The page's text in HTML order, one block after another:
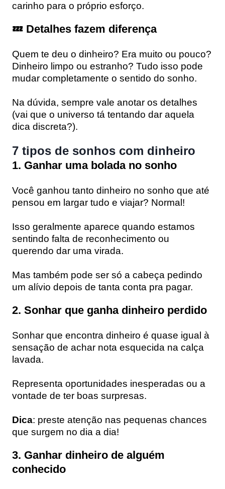
carinho para o próprio esforço.
💤 Detalhes fazem diferença
Quem te deu o dinheiro? Era muito ou pouco?
Dinheiro limpo ou estranho? Tudo isso pode
mudar completamente o sentido do sonho.
Na dúvida, sempre vale anotar os detalhes
(vai que o universo tá tentando dar aquela
dica discreta?).
7 tipos de sonhos com dinheiro
1. Ganhar uma bolada no sonho
Você ganhou tanto dinheiro no sonho que até
pensou em largar tudo e viajar? Normal!
Isso geralmente aparece quando estamos
sentindo falta de reconhecimento ou
querendo dar uma virada.
Mas também pode ser só a cabeça pedindo
um alívio depois de tanta conta pra pagar.
2. Sonhar que ganha dinheiro perdido
Sonhar que encontra dinheiro é quase igual à
sensação de achar nota esquecida na calça
lavada.
Representa oportunidades inesperadas ou a
vontade de ter boas surpresas.
Dica: preste atenção nas pequenas chances
que surgem no dia a dia!
3. Ganhar dinheiro de alguém
conhecido